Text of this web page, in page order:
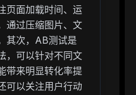
页面加载时间、运
通过压缩图片、文
其次，AB测试是
，可以针对不同文
带来明显转化率提
可以关注用户行动